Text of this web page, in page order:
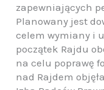
zapewniających
Planowany jest
celem wymiany i
początek Rajdu
na celu poprawę
nad Rajdem